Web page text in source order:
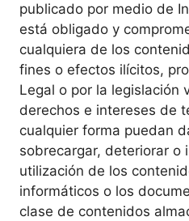
publicado por medio de
está obligado y
cualquiera de los
fines o efectos ilícitos,
Legal o por la legislación
derechos e intereses de
cualquier forma puedan
sobrecargar, deteriorar o
utilización de los
informáticos o los
clase de contenidos